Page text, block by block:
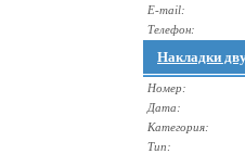
E-mail:
Телефон:
Накладки
Номер:
Дата:
Категория:
Тип: